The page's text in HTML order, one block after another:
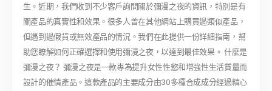
生。近期，我們收到不少客戶詢問關於彌漫之夜的資訊，特別是有
關產品的真實性和效果。很多人曾在其他網站上購買過類似產品，
但遇到過假貨或無效產品的情況。我們在此提供一份詳細指南，幫
助您瞭解如何正確選擇和使用彌漫之夜，以達到最佳效果。 什麼是
彌漫之夜？ 彌漫之夜是一款專為提升女性性慾和增強性生活質量而
設計的催情產品。這款產品的主要成分由30多種合成成分經過精心